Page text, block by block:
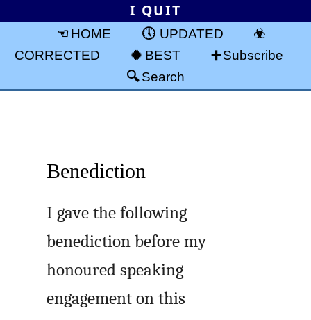
I QUIT
HOME
UPDATED
CORRECTED
BEST
Subscribe
Search
Benediction
I gave the following
benediction before my
honoured speaking
engagement on this